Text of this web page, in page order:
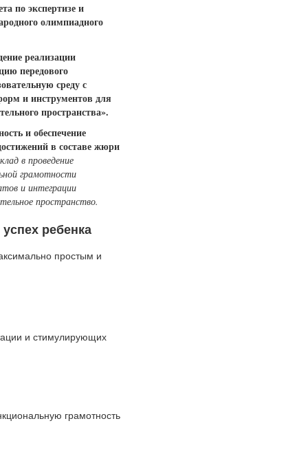
по экспертизе и
олимпиадного
реализации
передового
среду с
и инструментов для
пространства».
и обеспечение
в составе жюри
в проведение
грамотности
и интеграции
пространство.
ребенка
простым и
и стимулирующих
грамотность